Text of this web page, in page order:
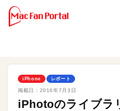
iPhone レポート
掲載日： 2016年7月3日
iPhotoのライブラ